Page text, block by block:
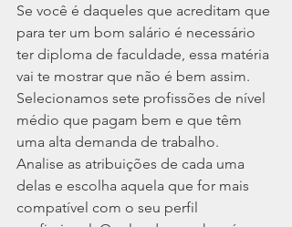
Se você é daqueles que acreditam que
para ter um bom salário é necessário
ter diploma de faculdade, essa matéria
vai te mostrar que não é bem assim.
Selecionamos sete profissões de nível
médio que pagam bem e que têm
uma alta demanda de trabalho.
Analise as atribuições de cada uma
delas e escolha aquela que for mais
compatível com o seu perfil